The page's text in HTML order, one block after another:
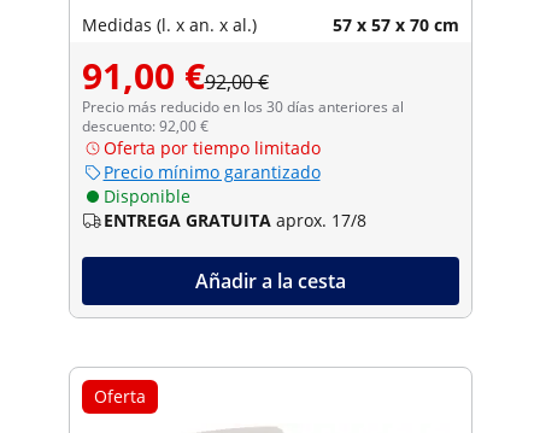
Medidas (l. x an. x al.) 57 x 57 x 70 cm
91,00 €92,00 €
Precio más reducido en los 30 días anteriores al
descuento: 92,00 €
Oferta por tiempo limitado
Precio mínimo garantizado
Disponible
ENTREGA GRATUITA aprox. 17/8
Añadir a la cesta
Oferta